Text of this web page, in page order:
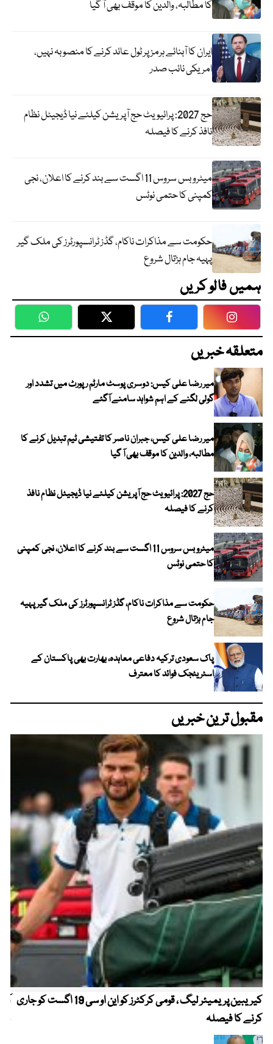
کا مطالبہ، والدین کا موقف بھی آ گیا
ایران کا آبنائے ہرمز پر ٹول عائد کرنے کا منصوبہ نہیں،
امریکی نائب صدر
حج 2027: پرائیویٹ حج آپریشن کیلئے نیا ڈیجیٹل نظام
نافذ کرنے کا فیصلہ
میٹرو بس سروس 11 اگست سے بند کرنے کا اعلان، نجی
کمپنی کا حتمی نوٹس
حکومت سے مذاکرات ناکام، گڈز ٹرانسپورٹرز کی ملک گیر
پہیہ جام ہڑتال شروع
ہمیں فالو کریں
WhatsApp Twitter Facebook
متعلقہ خبریں
میر رضا علی کیس: دوسری پوسٹ مارٹم رپورٹ میں تشدد اور
گولی لگنے کے اہم شواہد سامنے آگئے
میر رضا علی کیس، جبران ناصر کا تفتیشی ٹیم تبدیل کرنے کا
مطالبہ، والدین کا موقف بھی آ گیا
حج 2027: پرائیویٹ حج آپریشن کیلئے نیا ڈیجیٹل نظام نافذ
کرنے کا فیصلہ
میٹرو بس سروس 11 اگست سے بند کرنے کا اعلان، نجی کمپنی
کا حتمی نوٹس
حکومت سے مذاکرات ناکام، گڈز ٹرانسپورٹرز کی ملک گیر پہیہ
جام ہڑتال شروع
پاک سعودی ترکیہ دفاعی معاہدہ، بھارت بھی پاکستان کے
اسٹریٹجک فوائد کا معترف
مقبول ترین خبریں
کیریبین پریمیئر لیگ ، قومی کرکٹرز کو این او سی 19 اگست کو جاری
کرنے کا فیصلہ